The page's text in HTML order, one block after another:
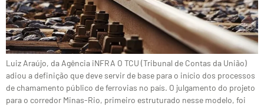
Luiz Araújo, da Agência iNFRA O TCU (Tribunal de Contas da União)
adiou a definição que deve servir de base para o início dos processos
de chamamento público de ferrovias no país. O julgamento do projeto
para o corredor Minas-Rio, primeiro estruturado nesse modelo, foi